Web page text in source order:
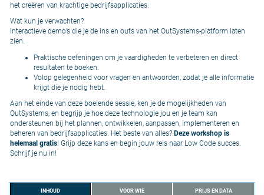
het creëren van krachtige bedrijfsapplicaties.
Wat kun je verwachten?
Interactieve demo’s die je de ins en outs van het OutSystems-platform laten
zien.
Praktische oefeningen om je vaardigheden te verbeteren en direct
resultaten te boeken.
Volop gelegenheid voor vragen en antwoorden, zodat je alle informatie
krijgt die je nodig hebt.
Aan het einde van deze boeiende sessie, ken je de mogelijkheden van
OutSystems, en begrijp je hoe deze technologie jou en je team kan
ondersteunen bij het plannen, ontwikkelen, aanpassen, implementeren en
beheren van bedrijfsapplicaties. Het beste van alles? Deze workshop is
helemaal gratis! Grijp deze kans en begin jouw reis naar Low Code succes.
Schrijf je nu in!
INHOUD VOOR WIE PRIJS EN DATA